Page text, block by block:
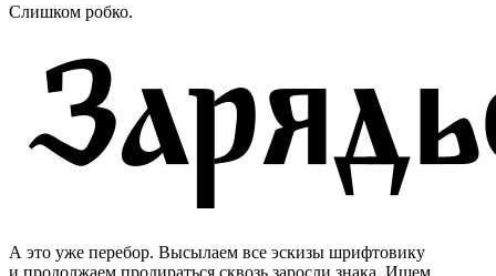
Слишком робко.
А это уже перебор. Высылаем все эскизы шрифтовику
и продолжаем продираться сквозь заросли знака. Ищем